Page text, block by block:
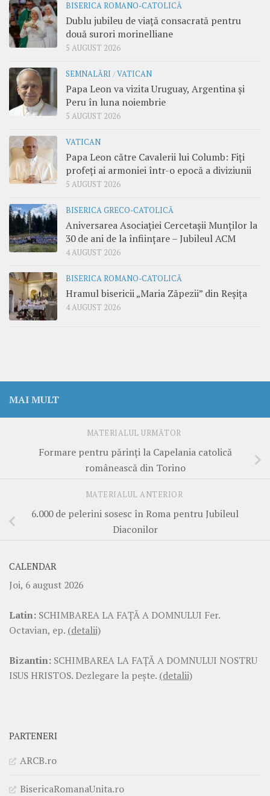
BISERICA ROMANO-CATOLICĂ
Dublu jubileu de viață consacrată pentru
două surori morinelliane
5 AUGUST 2026
SEMNALĂRI /VATICAN
Papa Leon va vizita Uruguay, Argentina și
Peru în luna noiembrie
5 AUGUST 2026
VATICAN
Papa Leon către Cavalerii lui Columb: Fiți
profeți ai armoniei într-o epocă a diviziunii
5 AUGUST 2026
BISERICA GRECO-CATOLICĂ
Aniversarea Asociației Cercetașii Munților la
30 de ani de la înființare – Jubileul ACM
4 AUGUST 2026
BISERICA ROMANO-CATOLICĂ
Hramul bisericii „Maria Zăpezii” din Reșița
4 AUGUST 2026
MAI MULT
MATERIALUL URMĂTOR
Formare pentru părinți la Capelania catolică
românească din Torino
MATERIALUL ANTERIOR
6.000 de pelerini sosesc în Roma pentru Jubileul
Diaconilor
CALENDAR
Joi, 6 august 2026
Latin: SCHIMBAREA LA FAŢĂ A DOMNULUI Fer.
Octavian, ep. (detalii)
Bizantin: SCHIMBAREA LA FAŢĂ A DOMNULUI NOSTRU
ISUS HRISTOS. Dezlegare la pește. (detalii)
PARTENERI
ARCB.ro
BisericaRomanaUnita.ro